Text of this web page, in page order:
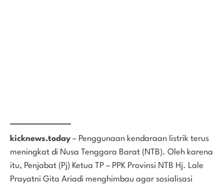
kicknews.today – Penggunaan kendaraan listrik terus
meningkat di Nusa Tenggara Barat (NTB). Oleh karena
itu, Penjabat (Pj) Ketua TP – PPK Provinsi NTB Hj. Lale
Prayatni Gita Ariadi menghimbau agar sosialisasi